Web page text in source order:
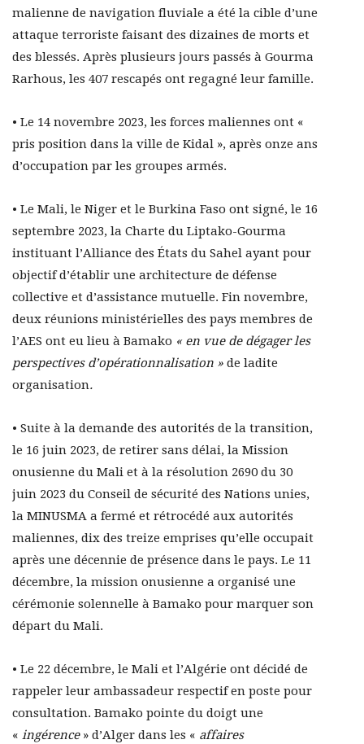
malienne de navigation fluviale a été la cible d’une
attaque terroriste faisant des dizaines de morts et
des blessés. Après plusieurs jours passés à Gourma
Rarhous, les 407 rescapés ont regagné leur famille.
• Le 14 novembre 2023, les forces maliennes ont «
pris position dans la ville de Kidal », après onze ans
d’occupation par les groupes armés.
• Le Mali, le Niger et le Burkina Faso ont signé, le 16
septembre 2023, la Charte du Liptako-Gourma
instituant l’Alliance des États du Sahel ayant pour
objectif d’établir une architecture de défense
collective et d’assistance mutuelle. Fin novembre,
deux réunions ministérielles des pays membres de
l’AES ont eu lieu à Bamako « en vue de dégager les
perspectives d’opérationnalisation » de ladite
organisation.
• Suite à la demande des autorités de la transition,
le 16 juin 2023, de retirer sans délai, la Mission
onusienne du Mali et à la résolution 2690 du 30
juin 2023 du Conseil de sécurité des Nations unies,
la MINUSMA a fermé et rétrocédé aux autorités
maliennes, dix des treize emprises qu’elle occupait
après une décennie de présence dans le pays. Le 11
décembre, la mission onusienne a organisé une
cérémonie solennelle à Bamako pour marquer son
départ du Mali.
• Le 22 décembre, le Mali et l’Algérie ont décidé de
rappeler leur ambassadeur respectif en poste pour
consultation. Bamako pointe du doigt une
« ingérence» d’Alger dans les « affaires